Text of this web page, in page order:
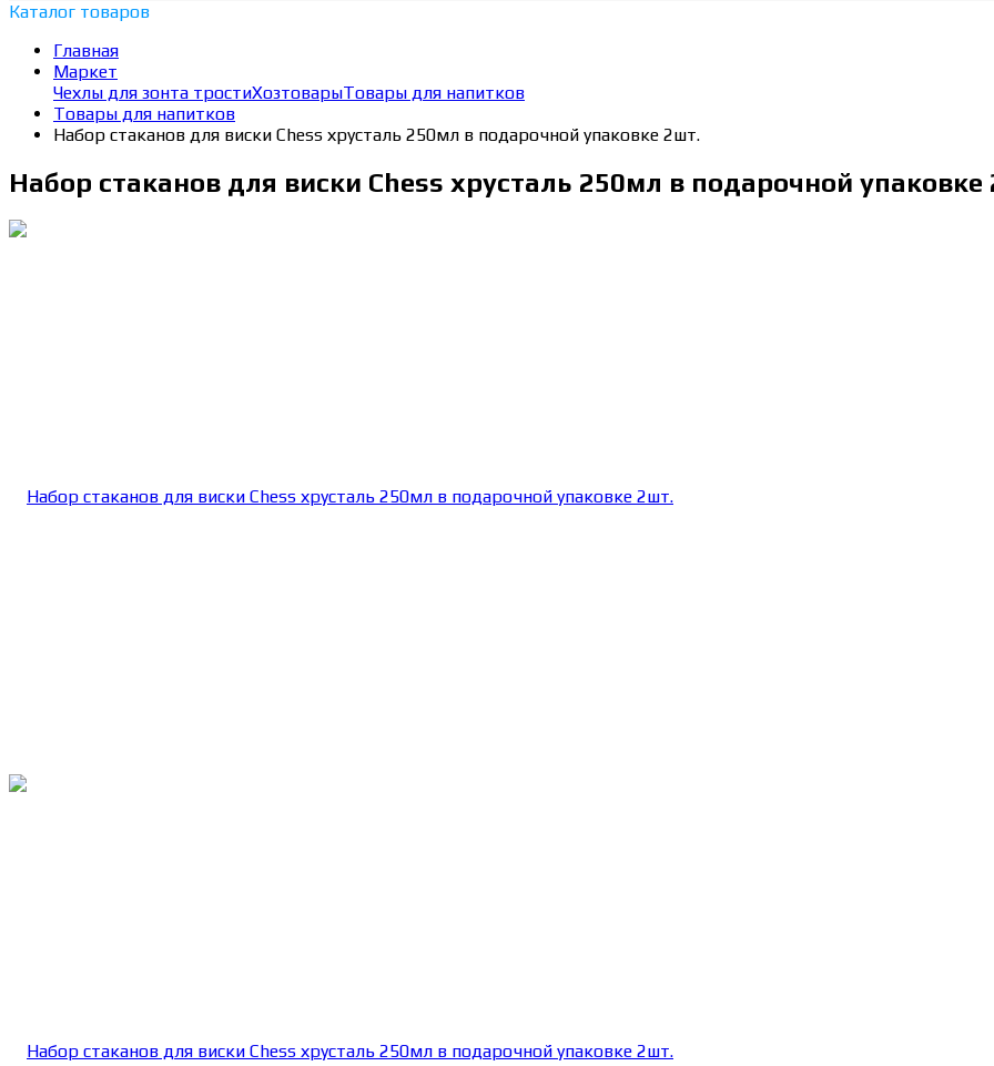
Каталог товаров
Главная
Маркет
Чехлы для зонта тростиХозтоварыТовары для напитков
Товары для напитков
Набор стаканов для виски Chess хрусталь 250мл в подарочной упаковке 2шт.
Набор стаканов для виски Chess хрусталь 250мл в подарочной упаковке